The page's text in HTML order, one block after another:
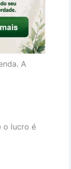
A
o lucro é